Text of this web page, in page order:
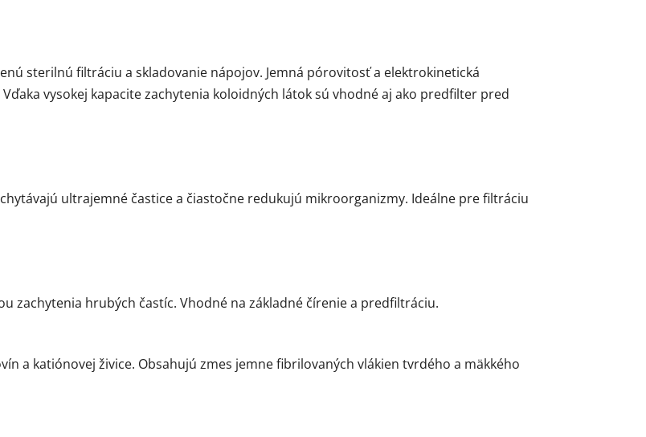
sterilnú filtráciu a skladovanie nápojov. Jemná pórovitosť a elektrokinetická
vysokej kapacite zachytenia koloidných látok sú vhodné aj ako predfilter pred
ultrajemné častice a čiastočne redukujú mikroorganizmy. Ideálne pre filtráciu
zachytenia hrubých častíc. Vhodné na základné čírenie a predfiltráciu.
a katiónovej živice. Obsahujú zmes jemne fibrilovaných vlákien tvrdého a mäkkého